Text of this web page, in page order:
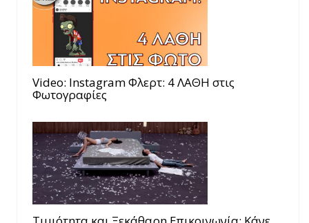
Video: Instagram Φλερτ: 4 ΛΑΘΗ στις
Φωτογραφίες